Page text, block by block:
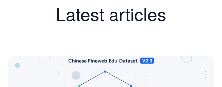
Latest articles